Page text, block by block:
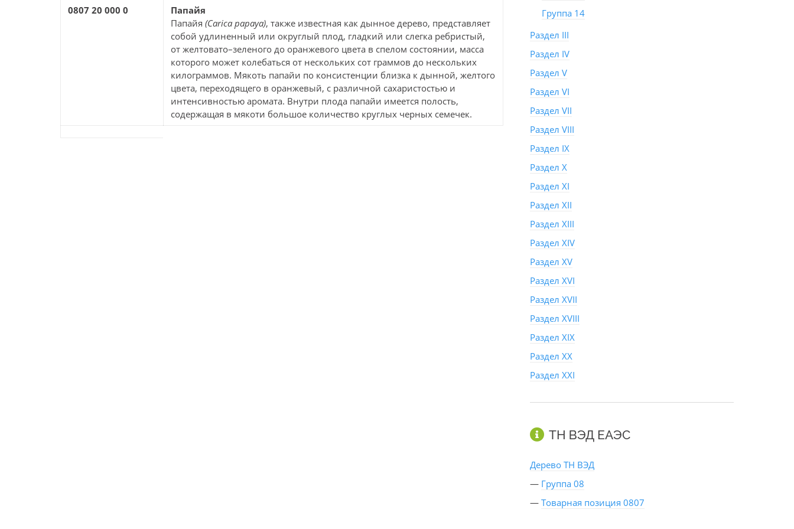
0807 20 000 0
Папайя
Папайя (Carica papaya), также известная как дынное дерево, представляет
собой удлиненный или округлый плод, гладкий или слегка ребристый,
от желтовато–зеленого до оранжевого цвета в спелом состоянии, масса
которого может колебаться от нескольких сот граммов до нескольких
килограммов. Мякоть папайи по консистенции близка к дынной, желтого
цвета, переходящего в оранжевый, с различной сахаристостью и
интенсивностью аромата. Внутри плода папайи имеется полость,
содержащая в мякоти большое количество круглых черных семечек.
Группа 14
Раздел III
Раздел IV
Раздел V
Раздел VI
Раздел VII
Раздел VIII
Раздел IX
Раздел X
Раздел XI
Раздел XII
Раздел XIII
Раздел XIV
Раздел XV
Раздел XVI
Раздел XVII
Раздел XVIII
Раздел XIX
Раздел XX
Раздел XXI
ТН ВЭД ЕАЭС
Дерево ТН ВЭД
— Группа 08
— Товарная позиция 0807